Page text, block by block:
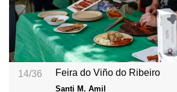
14/36 Feira do Viño do Ribeiro
Santi M. Amil